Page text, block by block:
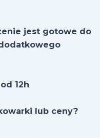
jest gotowe do
12h.
lub ceny?